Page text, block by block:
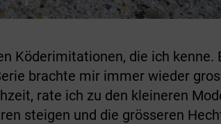
Köderimitationen, die ich kenne.
brachte mir immer wieder
rate ich zu den kleineren
steigen und die grösseren